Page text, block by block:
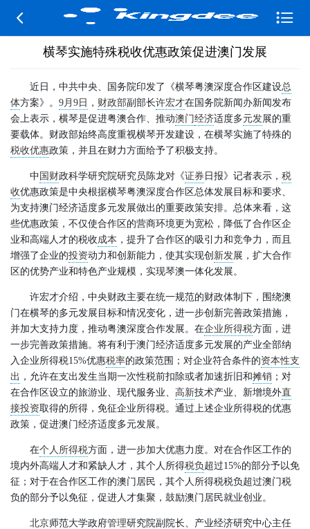
 
横琴实施特殊税收优惠政策促进澳门发展
近日，中共中央、国务院印发了《横琴粤澳深度合作区建设总
体方案》。 9月9日 ， 财政部副部长许宏才在国务院新闻办新闻发布
会上表示，横琴是促进粤澳合作、推动澳门经济适度多元发展的重
要载体。财政部始终高度重视横琴开发建设，在横琴实施了特殊的
税收优惠政策，并且在财力方面给予了积极支持。
中 国财政科学研究院研究员陈龙对《证券 日报》记者表示， 税
收优惠政策是中央根据横琴粤澳深度合作区总体发展目标和要求、
为支持澳门经济适度多元发展做出的重要政策安排。总体来看，这
些优惠政策，不仅使合作区的营商环境更为宽松，降低了合作区企
业和高端人才的税收成本 ，提升了合作区的吸引力和竞争力，而且
增强了企业的投资动力和创新能力，使其实现创 新发展，扩大合作
区的优势产业和特色产业规模，实现琴澳一体化发展。
许宏才介绍，中央财政主要在统一规范的财政体制下，围绕澳
门在横琴的多元发展目标和情况变化，进一步创新完善政策措施，
并加大支持力度，推动粤澳深度合作发展。在企业所得税方面，进
一步完善政策措施。将有利于澳门经济适度多元发展的产业全部纳
入企业所得税15%优惠税率的政策范围；对企业符合条件的资本性支
出 ，允许在支出发生当期一次性税前扣除或者加速折旧和摊销 ；对
在合作区设立的旅游业、现代服务业、 高新技术产业、新增境外直
接投资取得的所得，免征企业所得税。通过上述企业所得税的优惠
政策，促进澳门经济适度多元发展。
在个人所得税方面，进一步加大优惠力度。对在合作区工作的
境内外高端人才和紧缺人才，其个人所得税负 超过15%的部分予以免
征；对于在合作区工作的澳门居民，其个人所得税税负超过澳门税
负的部分予以免征，促进人才集聚，鼓励澳门居民就业创业。
北京师范大学政府管理研究院副院长、产业经济研究中心主任